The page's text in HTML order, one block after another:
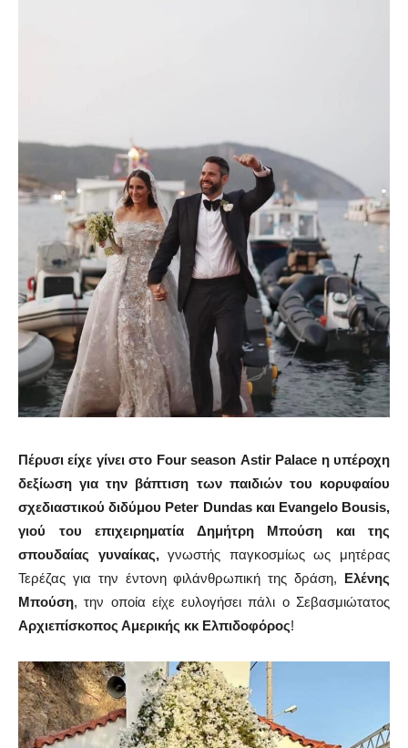
Πέρυσι είχε γίνει στο Four season Αstir Palace η υπέροχη
δεξίωση για την βάπτιση των παιδιών του κορυφαίου
σχεδιαστικού διδύμου Peter Dundas και Evangelo Bousis,
γιού του επιχειρηματία Δημήτρη Μπούση και της
σπουδαίας γυναίκας,γνωστής παγκοσμίως ως μητέρας
Τερέζας για την έντονη φιλάνθρωπική της δράση, Ελένης
Μπούση, την οποία είχε ευλογήσει πάλι ο Σεβασμιώτατος
Αρχιεπίσκοπος Αμερικής κκ Ελπιδοφόρος!